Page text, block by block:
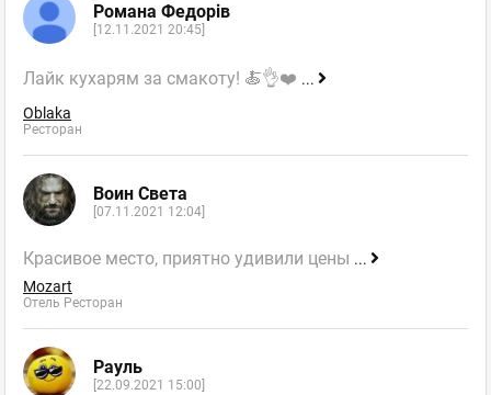
Романа Федорів
[12.11.2021 20:45]
Лайк кухарям за смакоту! 🍝👌❤️ ...
Oblaka
Ресторан
Воин Света
[07.11.2021 12:04]
Красивое место, приятно удивили цены ...
Mozart
Отель Ресторан
Рауль
[22.09.2021 15:00]